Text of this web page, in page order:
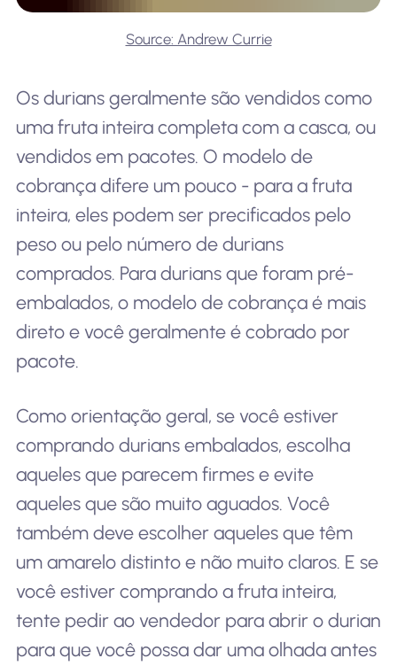
Source: Andrew Currie
Os durians geralmente são vendidos como
uma fruta inteira completa com a casca, ou
vendidos em pacotes. O modelo de
cobrança difere um pouco - para a fruta
inteira, eles podem ser precificados pelo
peso ou pelo número de durians
comprados. Para durians que foram pré-
embalados, o modelo de cobrança é mais
direto e você geralmente é cobrado por
pacote.
Como orientação geral, se você estiver
comprando durians embalados, escolha
aqueles que parecem firmes e evite
aqueles que são muito aguados. Você
também deve escolher aqueles que têm
um amarelo distinto e não muito claros. E se
você estiver comprando a fruta inteira,
tente pedir ao vendedor para abrir o durian
para que você possa dar uma olhada antes